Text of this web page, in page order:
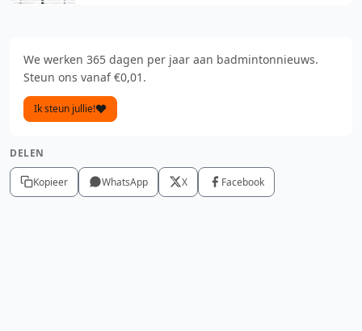
We werken 365 dagen per jaar aan badmintonnieuws.
Steun ons vanaf €0,01.
Ik steun jullie!
DELEN
Kopieer WhatsApp X Facebook